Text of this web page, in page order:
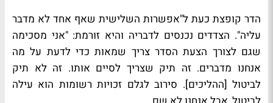
הדר קופצת כעת ל"אפשרות השלישית שאף אחד לא מדבר
עליה". הצדדים נכנסים לדבריה והיא זורמת: "אני מסכימה
שגם לצורך הצעת הסדר צריך שמאות כדי לדעת על מה
אנחנו מדברים. זה תיק שצריך לסיים אותו. זה לא תיק
לביטול [ההליכים]. סירוב לגלם זכויות רשומות הוא עילה